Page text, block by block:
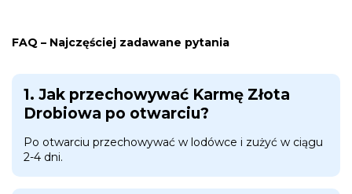
FAQ – Najczęściej zadawane pytania
1. Jak przechowywać Karmę Złota
Drobiowa po otwarciu?
Po otwarciu przechowywać w lodówce i zużyć w ciągu
2-4 dni.